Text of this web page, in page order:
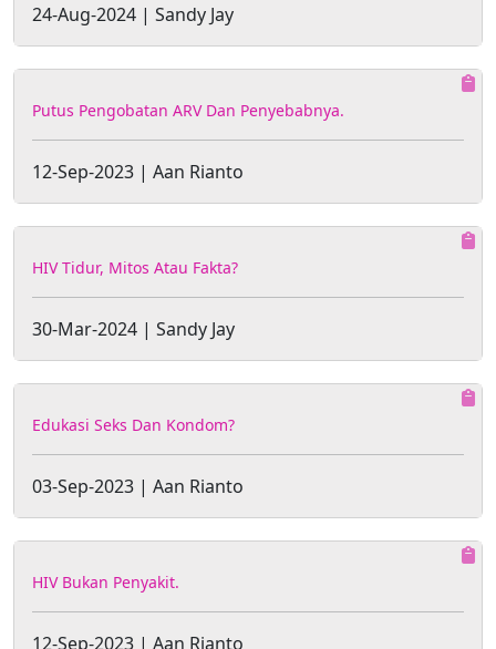
24-Aug-2024 | Sandy Jay
Putus Pengobatan ARV Dan Penyebabnya.
12-Sep-2023 | Aan Rianto
HIV Tidur, Mitos Atau Fakta?
30-Mar-2024 | Sandy Jay
Edukasi Seks Dan Kondom?
03-Sep-2023 | Aan Rianto
HIV Bukan Penyakit.
12-Sep-2023 | Aan Rianto